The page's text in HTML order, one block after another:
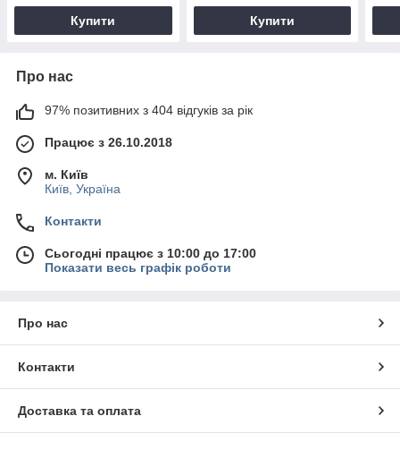
Купити Купити
Про нас
97% позитивних з 404 відгуків за рік
Працює з 26.10.2018
м. Київ
Київ, Україна
Контакти
Сьогодні працює з 10:00 до 17:00
Показати весь графік роботи
Про нас
Контакти
Доставка та оплата